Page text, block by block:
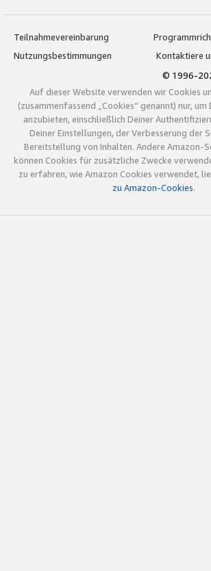
Teilnahmevereinbarung
Nutzungsbestimmungen
Kontaktiere
© 1996-
Auf dieser Website verwenden wir Cookies
(zusammenfassend „Cookies“ genannt) nur,
anzubieten, einschließlich Deiner
Deiner Einstellungen, der Verbesserung der
Bereitstellung von Inhalten. Andere Amazon-
können Cookies für zusätzliche Zwecke
zu erfahren, wie Amazon Cookies verwendet,
zu Amazon-Cookies.